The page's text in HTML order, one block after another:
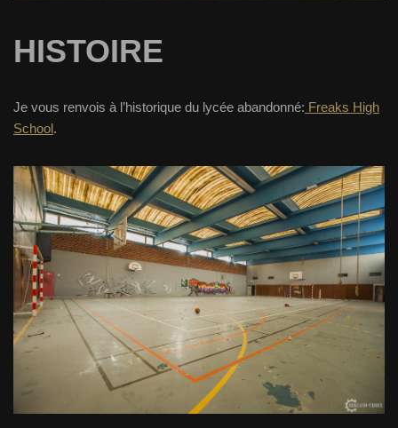
HISTOIRE
Je vous renvois à l’historique du lycée abandonné: Freaks High
School.